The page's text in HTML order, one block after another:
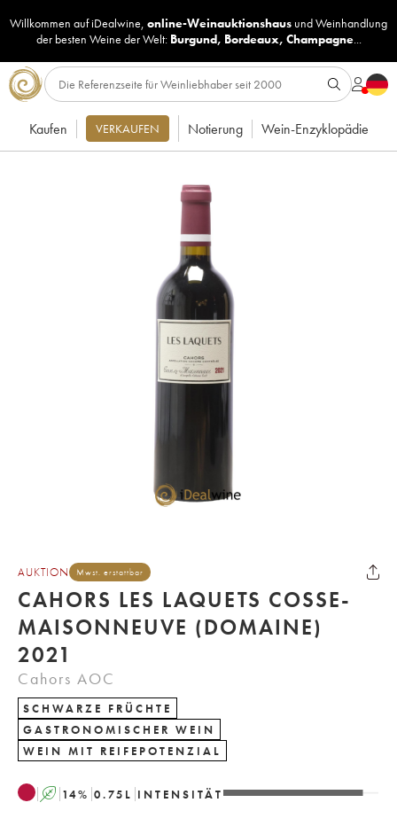
Willkommen auf iDealwine, online-Weinauktionshaus undWeinhandlung
der besten Weine der Welt: Burgund, Bordeaux, Champagne...
Kaufen VERKAUFEN Notierung Wein-Enzyklopädie
AUKTION Mwst. erstattbar
CAHORS LES LAQUETS COSSE-
MAISONNEUVE (DOMAINE)
2021
Cahors AOC
SCHWARZE FRÜCHTE
GASTRONOMISCHER WEIN
WEIN MIT REIFEPOTENZIAL
A 14% 0.75 L INTENSITÄT